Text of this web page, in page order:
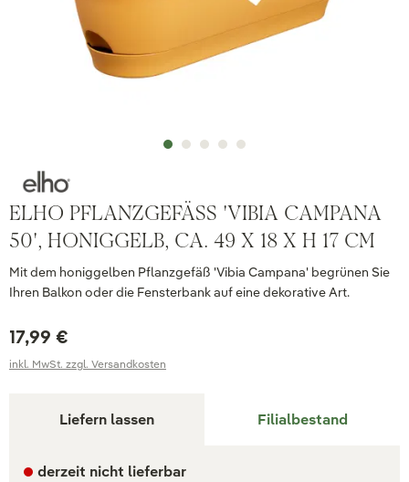
ELHO PFLANZGEFÄSS 'VIBIA CAMPANA 5
0', HONIGGELB, CA. 49 X 18 X H 17 CM
Mit dem honiggelben Pflanzgefäß 'Vibia Campana' begrünen Sie
Ihren Balkon oder die Fensterbank auf eine dekorative Art.
17,99 €
inkl. MwSt. zzgl. Versandkosten
Liefern lassen Filialbestand
derzeit nicht lieferbar